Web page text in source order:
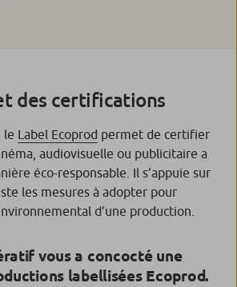
des certifications
le Label Ecoprod permet de certifier
audiovisuelle ou publicitaire a
éco-responsable. Il s’appuie sur
les mesures à adopter pour
d’une production.
vous a concocté une
labellisées Ecoprod.